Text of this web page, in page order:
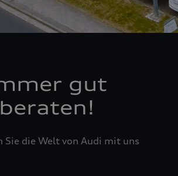
gut
beraten!
Sie die Welt von Audi mit uns